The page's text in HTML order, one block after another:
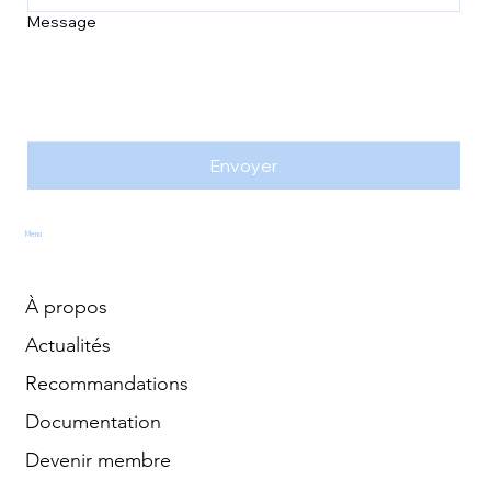
Menu
À propos
Actualités
Recommandations
Documentation
Devenir membre
Message
Envoyer